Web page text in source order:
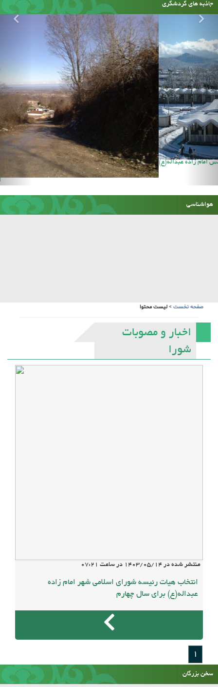
جاذبه های گردشگری
آستان مقدس امام زاده عبداله(ع)
هواشناسی
شورا
انتخاب هیات رئیسه شورای اسلامی شهر امام زاده
سخن بزرگان
شهرداری در سه سطح با مردم در ارتباط هست. سطح اول خدمات به مردم، سطح دوم
حفظ و توسعه فضای سبز و سوم در سطح فرهنگ.